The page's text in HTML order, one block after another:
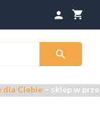
shopping_cart
person

– sklep w